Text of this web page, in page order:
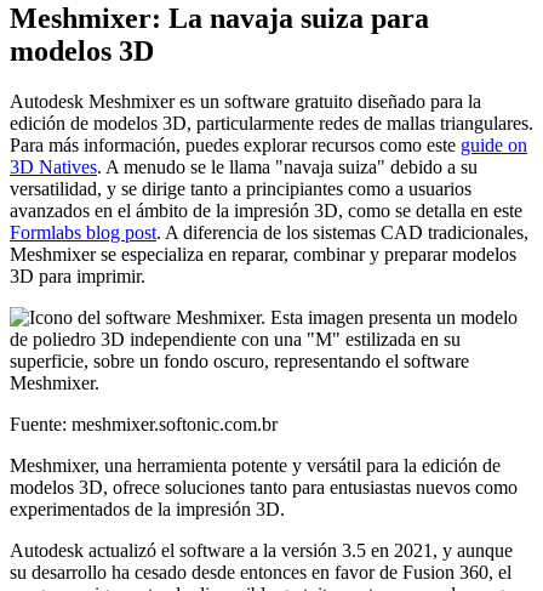
Meshmixer: La navaja suiza para
modelos 3D
Autodesk Meshmixer es un software gratuito diseñado para la
edición de modelos 3D, particularmente redes de mallas triangulares.
Para más información, puedes explorar recursos como este guide on
3D Natives. A menudo se le llama "navaja suiza" debido a su
versatilidad, y se dirige tanto a principiantes como a usuarios
avanzados en el ámbito de la impresión 3D, como se detalla en este
Formlabs blog post. A diferencia de los sistemas CAD tradicionales,
Meshmixer se especializa en reparar, combinar y preparar modelos
3D para imprimir.
Fuente: meshmixer.softonic.com.br
Meshmixer, una herramienta potente y versátil para la edición de
modelos 3D, ofrece soluciones tanto para entusiastas nuevos como
experimentados de la impresión 3D.
Autodesk actualizó el software a la versión 3.5 en 2021, y aunque
su desarrollo ha cesado desde entonces en favor de Fusion 360, el